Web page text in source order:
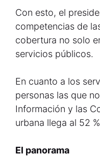
Con esto, el
competencias de
cobertura no solo
servicios públicos.
En cuanto a los
personas las que
Información y las
urbana llega al 52
El panorama